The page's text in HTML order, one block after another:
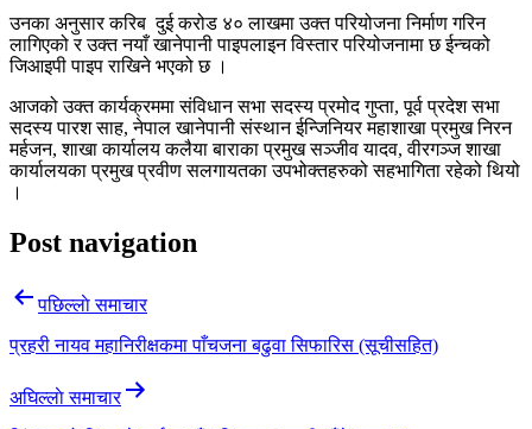
उनका अनुसार करिब दुई करोड ४० लाखमा उक्त परियोजना निर्माण गरिन
लागिएको र उक्त नयाँ खानेपानी पाइपलाइन विस्तार परियोजनामा छ ईन्चको
जिआइपी पाइप राखिने भएको छ ।
आजको उक्त कार्यक्रममा संविधान सभा सदस्य प्रमोद गुप्ता, पूर्व प्रदेश सभा
सदस्य पारश साह, नेपाल खानेपानी संस्थान ईन्जिनियर महाशाखा प्रमुख निरन
मर्हजन, शाखा कार्यालय कलैया बाराका प्रमुख सञ्जीव यादव, वीरगञ्ज शाखा
कार्यालयका प्रमुख प्रवीण सलगायतका उपभोक्तहरुको सहभागिता रहेको थियो
।
Post navigation
पछिल्लाे समाचार
प्रहरी नायव महानिरीक्षकमा पाँचजना बढुवा सिफारिस (सूचीसहित)
अघिल्लाे समाचार